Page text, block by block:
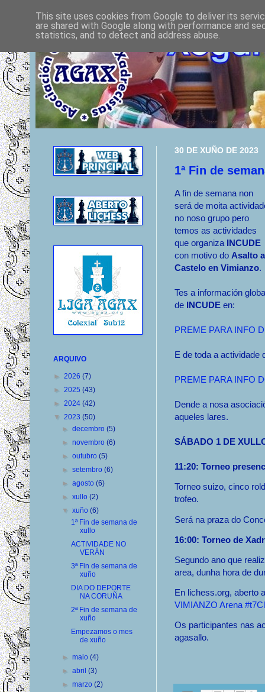
30 DE XUÑO DE 2023
1ª Fin de
A fin de semana non
será de moita
no noso grupo pero
temos as actividades
que organiza INCUDE
con motivo do Asalto
Castelo en Vimianzo.
Tes a información
de INCUDE en:
PREME PARA INFO
E de toda a actividade
PREME PARA INFO
Dende a nosa
aqueles lares.
SÁBADO 1 DE
11:20: Torneo
Torneo suizo, cinco
trofeo.
Será na praza do
16:00: Torneo de
Segundo ano que
area, dunha hora de
En lichess.org, aberto
VIMIANZO Arena
Os participantes nas
agasallo.
ARQUIVO
► 2026 (7)
► 2025 (43)
► 2024 (42)
▼ 2023 (50)
►decembro(5)
►novembro(6)
►outubro(5)
►setembro(6)
►agosto(6)
►xullo(2)
▼xuño(6)
1ª Fin de semana de
xullo
ACTIVIDADE NO
VERÁN
3ª Fin de semana de
xuño
DIA DO DEPORTE
NA CORUÑA
2ª Fin de semana de
xuño
Empezamos o mes
de xuño
►maio(4)
►abril(3)
►marzo(2)
This site uses cookies from Google to deliver its
are shared with Google along with performance and
statistics, and to detect and address abuse.